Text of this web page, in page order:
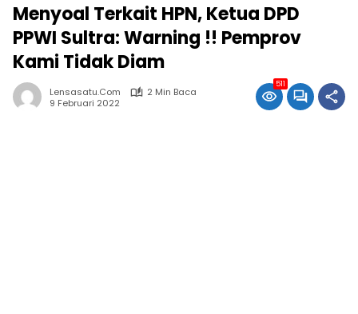
Menyoal Terkait HPN, Ketua DPD
PPWI Sultra: Warning !! Pemprov
Kami Tidak Diam
Lensasatu.com
2 Min Baca
9 Februari 2022
511